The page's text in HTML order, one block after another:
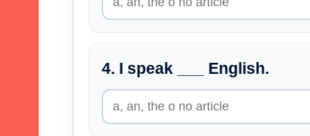
4. I speak ___ English.